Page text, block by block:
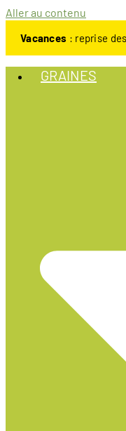
Aller au contenu
Vacances : reprise
GRAINES